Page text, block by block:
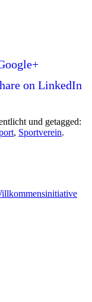
und getagged:
, Sportverein.